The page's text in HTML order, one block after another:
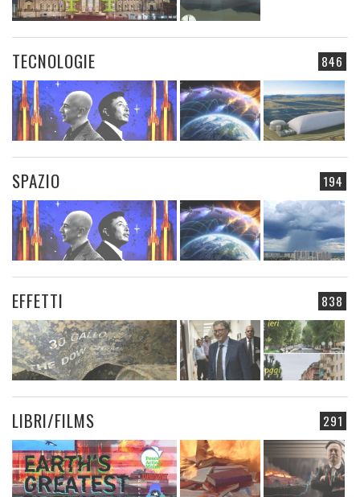
846
TECNOLOGIE
194
SPAZIO
838
EFFETTI
291
LIBRI/FILMS